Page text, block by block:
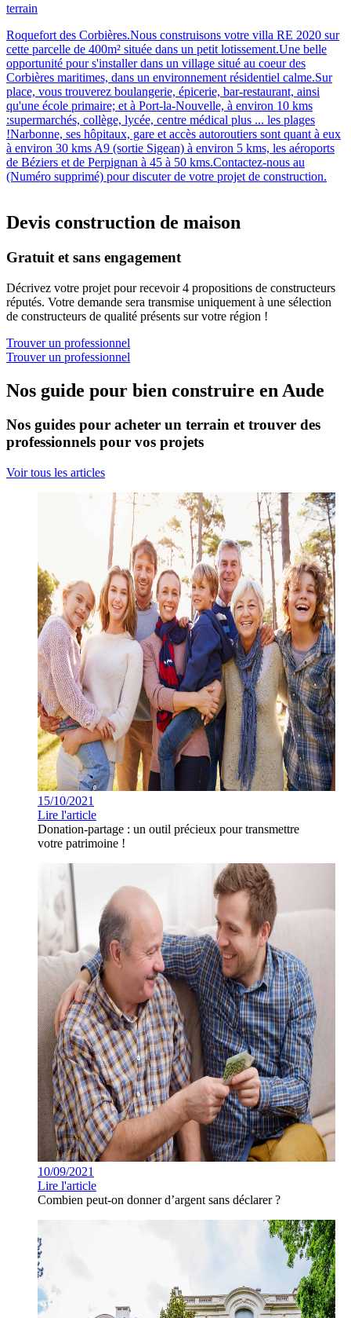
terrain
Roquefort des Corbières.Nous construisons votre villa RE 2020 sur
cette parcelle de 400m² située dans un petit lotissement.Une belle
opportunité pour s'installer dans un village situé au coeur des
Corbières maritimes, dans un environnement résidentiel calme.Sur
place, vous trouverez boulangerie, épicerie, bar‑restaurant, ainsi
qu'une école primaire; et à Port‑la‑Nouvelle, à environ 10 kms
:supermarchés, collège, lycée, centre médical plus ... les plages
!Narbonne, ses hôpitaux, gare et accès autoroutiers sont quant à eux
à environ 30 kms A9 (sortie Sigean) à environ 5 kms, les aéroports
de Béziers et de Perpignan à 45 à 50 kms.Contactez-nous au
(Numéro supprimé) pour discuter de votre projet de construction.
Devis construction de maison
Gratuit et sans engagement
Décrivez votre projet pour recevoir 4 propositions de constructeurs
réputés. Votre demande sera transmise uniquement à une sélection
de constructeurs de qualité présents sur votre région !
Trouver un professionnel
Trouver un professionnel
Nos guide pour bien construire en Aude
Nos guides pour acheter un terrain et trouver des
professionnels pour vos projets
Voir tous les articles
15/10/2021
Lire l'article
Donation-partage : un outil précieux pour transmettre
votre patrimoine !
10/09/2021
Lire l'article
Combien peut-on donner d’argent sans déclarer ?